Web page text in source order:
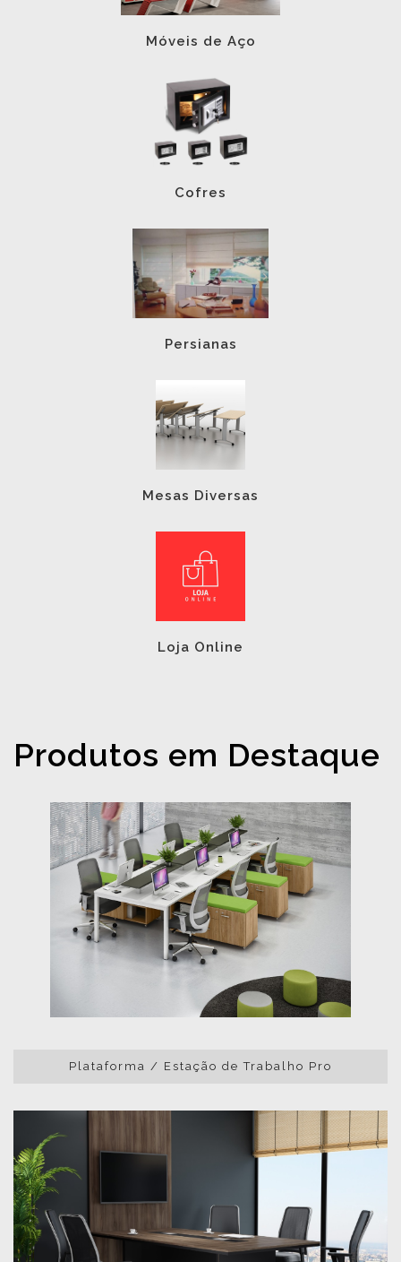
Móveis de Aço
Cofres
Persianas
Mesas Diversas
Loja Online
Produtos em Destaque
Plataforma / Estação de Trabalho Pro